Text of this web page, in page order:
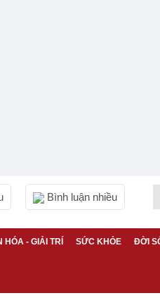
Bình luận nhiều
HÓA - GIẢI TRÍ SỨC KHỎE ĐỜI